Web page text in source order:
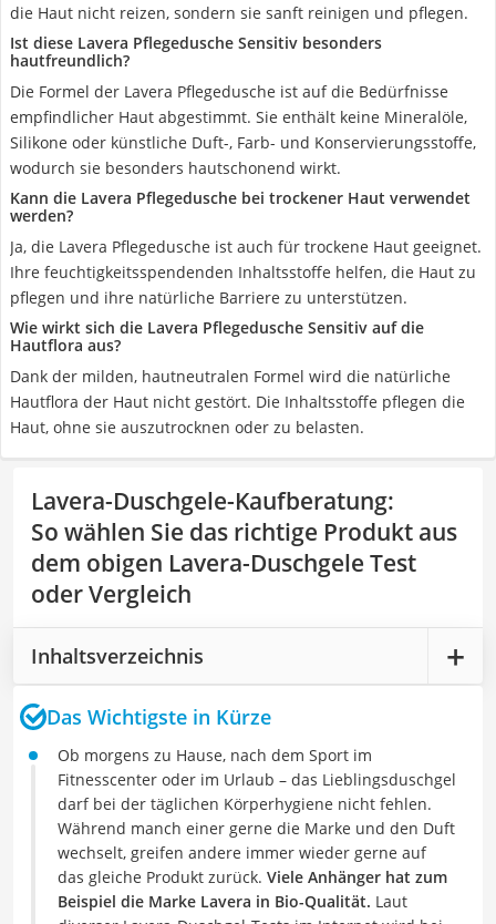
die Haut nicht reizen, sondern sie sanft reinigen und pflegen.
Ist diese Lavera Pflegedusche Sensitiv besonders
hautfreundlich?
Die Formel der Lavera Pflegedusche ist auf die Bedürfnisse
empfindlicher Haut abgestimmt. Sie enthält keine Mineralöle,
Silikone oder künstliche Duft-, Farb- und Konservierungsstoffe,
wodurch sie besonders hautschonend wirkt.
Kann die Lavera Pflegedusche bei trockener Haut verwendet
werden?
Ja, die Lavera Pflegedusche ist auch für trockene Haut geeignet.
Ihre feuchtigkeitsspendenden Inhaltsstoffe helfen, die Haut zu
pflegen und ihre natürliche Barriere zu unterstützen.
Wie wirkt sich die Lavera Pflegedusche Sensitiv auf die
Hautflora aus?
Dank der milden, hautneutralen Formel wird die natürliche
Hautflora der Haut nicht gestört. Die Inhaltsstoffe pflegen die
Haut, ohne sie auszutrocknen oder zu belasten.
Lavera-Duschgele-Kaufberatung:
So wählen Sie das richtige Produkt aus
dem obigen Lavera-Duschgele Test
oder Vergleich
Inhaltsverzeichnis
Das Wichtigste in Kürze
Ob morgens zu Hause, nach dem Sport im
Fitnesscenter oder im Urlaub – das Lieblingsduschgel
darf bei der täglichen Körperhygiene nicht fehlen.
Während manch einer gerne die Marke und den Duft
wechselt, greifen andere immer wieder gerne auf
das gleiche Produkt zurück. Viele Anhänger hat zum
Beispiel die Marke Lavera in Bio-Qualität. Laut